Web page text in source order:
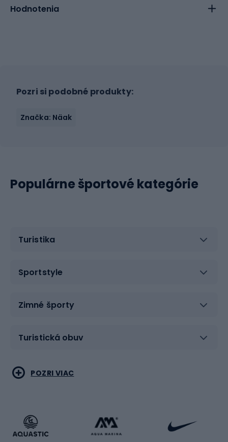
Hodnotenia
Pozri si podobné produkty:
Značka: Näak
Populárne športové kategórie
Turistika
Sportstyle
Zimné športy
Turistická obuv
Vodné športy
Beh
Bojové umenia
Raketové športy
POZRI VIAC